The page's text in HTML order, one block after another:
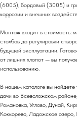
(6005), бордовый (3005) и
коррозии и внешних
Монтаж входит в стоимость:
столбов до регулировки
будущей эксплуатации.
от лишних хлопот — вы
использованию.
В нашем каталоге вы
дачи во Всеволожском
Романовка, Углово, Дунай,
Коккорево, Ладожское озеро,